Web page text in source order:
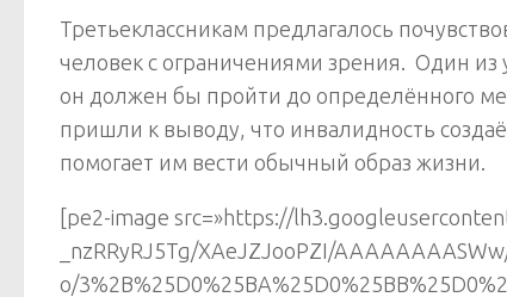
Третьеклассникам предлагалось
человек с ограничениями зрения. Один из
он должен бы пройти до определённого
пришли к выводу, что инвалидность
помогает им вести обычный образ жизни.
[pe2-image src=»https://
_nzRRyRJ5Tg/XAeJZJooPZI/
o/